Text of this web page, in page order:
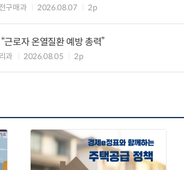
구매과 2026.08.07 2p
근로자 온열질환 예방 총력”
과 2026.08.05 2p